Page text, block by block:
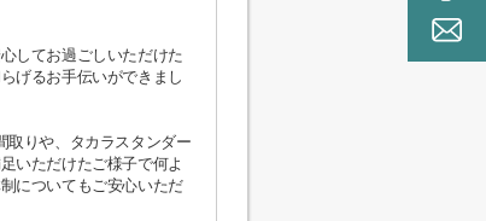
してお過ごしいただけた
げるお手伝いができまし
取りや、タカラスタンダー
いただけたご様子で何よ
についてもご安心いただ